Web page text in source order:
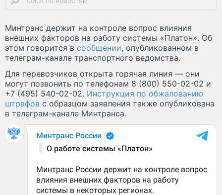
Минтранс держит на контроле вопрос влияния
внешних факторов на работу системы «Платон». Об
этом говорится в сообщении, опубликованном в
телеграм-канале транспортного ведомства.
Для перевозчиков открыта горячая линия — они
могут позвонить по телефонам 8 (800) 550-02-02 и
+7 (495) 540-02-02. Инструкция по обжалованию
штрафов с образцом заявления также опубликована
в телеграм-канале Минтранса.